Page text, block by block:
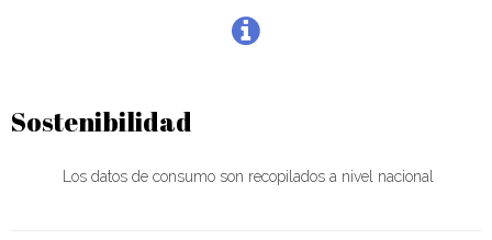
Sostenibilidad
Los datos de consumo son recopilados a nivel nacional